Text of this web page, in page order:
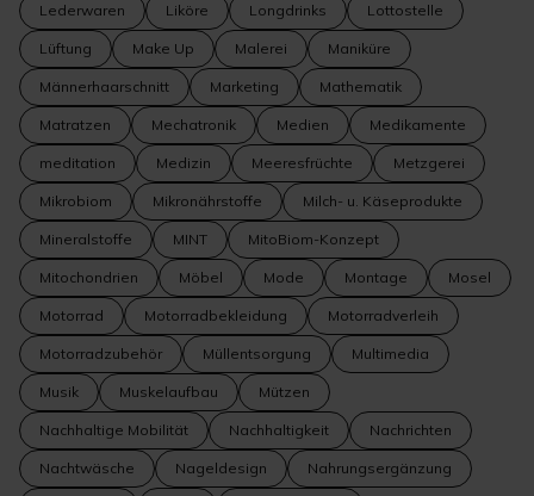
Lederwaren Liköre Longdrinks Lottostelle
Lüftung Make Up Malerei Maniküre
Männerhaarschnitt Marketing Mathematik
Matratzen Mechatronik Medien Medikamente
meditation Medizin Meeresfrüchte Metzgerei
Mikrobiom Mikronährstoffe Milch- u. Käseprodukte
Mineralstoffe MINT MitoBiom-Konzept
Mitochondrien Möbel Mode Montage Mosel
Motorrad Motorradbekleidung Motorradverleih
Motorradzubehör Müllentsorgung Multimedia
Musik Muskelaufbau Mützen
Nachhaltige Mobilität Nachhaltigkeit Nachrichten
Nachtwäsche Nageldesign Nahrungsergänzung